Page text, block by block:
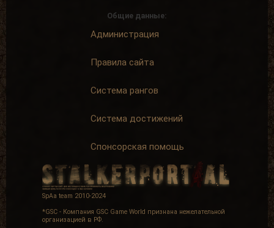
Общие данные:
Администрация
Правила сайта
Система рангов
Система достижений
Спонсорская помощь
SpAa team 2010-2024
*GSC - Компания GSC Game World признана нежелательной
организацией в РФ.